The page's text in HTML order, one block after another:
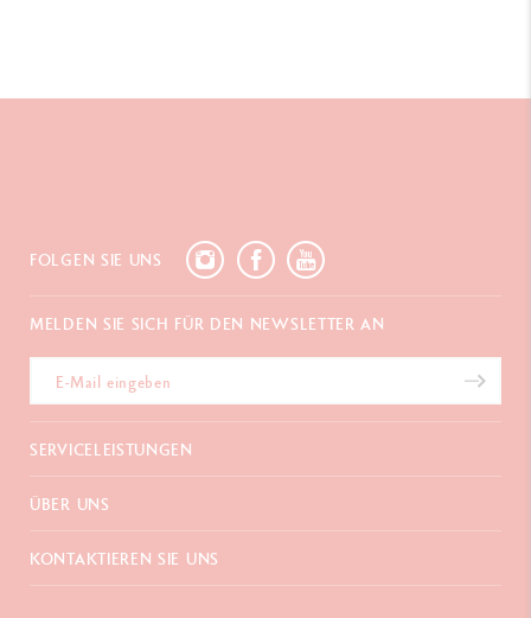
FOLGEN SIE UNS
MELDEN SIE SICH FÜR DEN NEWSLETTER AN
SERVICELEISTUNGEN
E-Geschenkgutschein
Retouren
ÜBER UNS
Häufig gestellte Fragen
KONTAKTIEREN SIE UNS